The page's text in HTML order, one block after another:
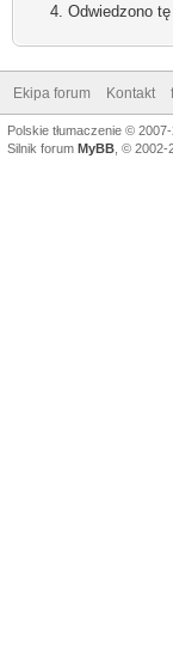
Odwiedzono
Ekipa forum Kontakt
Polskie tłumaczenie ©
Silnik forum MyBB , © 2002-